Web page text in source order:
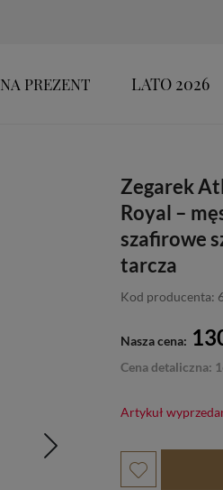
NA PREZENT LATO 2026
Zegarek
Royal –
szafirowe
tarcza
Kod producenta:
Nasza cena:
Cena detaliczna:
Artykuł